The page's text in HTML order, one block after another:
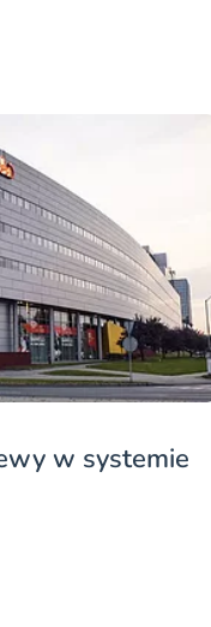
w systemie